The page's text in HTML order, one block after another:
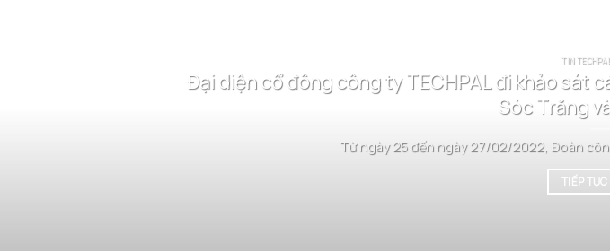
TIN
Đại diện cổ đông công ty TECHPAL đi khảo sát
Sóc Trăng
Từ ngày 25 đến ngày 27/02/2022, Đoàn
TIẾP